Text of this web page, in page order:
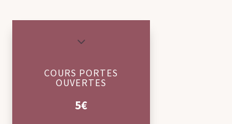
3
COURS PORTES
OUVERTES
5€